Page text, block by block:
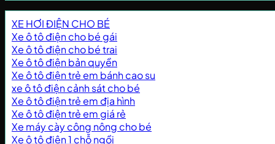
XE HƠI ĐIỆN CHO BÉ
Xe ô tô điện cho bé gái
Xe ô tô điện cho bé trai
Xe ô tô điện bản quyền
Xe ô tô điện trẻ em bánh cao su
xe ô tô điện cảnh sát cho bé
Xe ô tô điện trẻ em địa hình
Xe ô tô điện trẻ em giá rẻ
Xe máy cày công nông cho bé
Xe ô tô điện 1 chỗ ngồi